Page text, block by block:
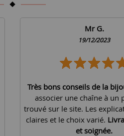
Mr G.
19/12/2023
Très bons conseils de la
associer une chaîne à un
trouvé sur le site. Les
claires et le choix varié.
et soignée.